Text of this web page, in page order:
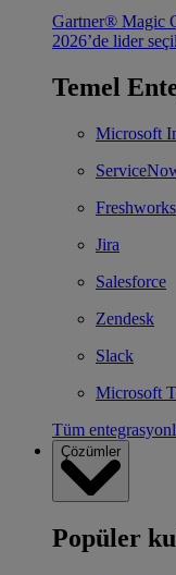
Gartner® Magic
2026’de lider
Temel
Microsoft
Freshworks
Jira
Salesforce
Zendesk
Slack
Microsoft
Tüm
Çözümler
Popüler